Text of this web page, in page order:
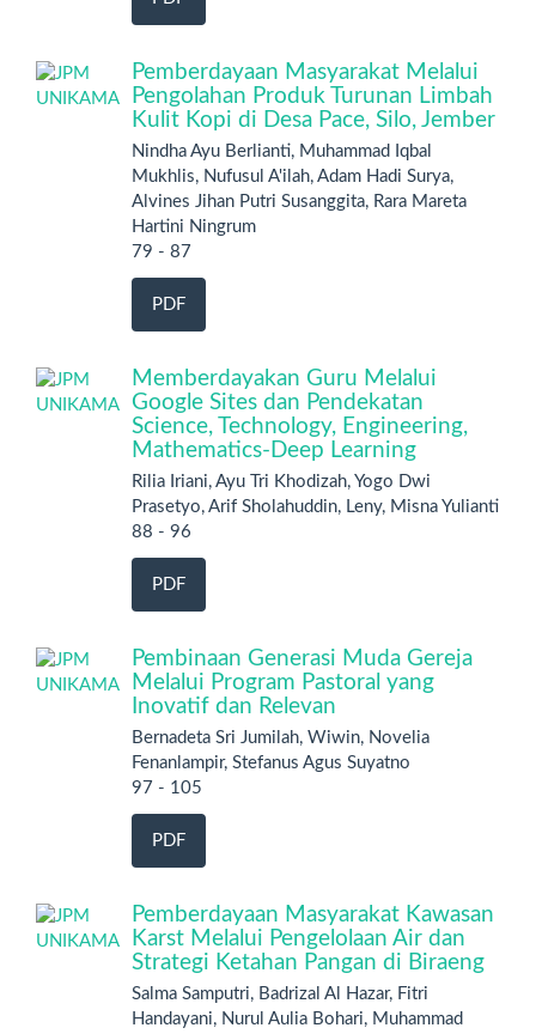
Pemberdayaan Masyarakat Melalui
Pengolahan Produk Turunan Limbah
Kulit Kopi di Desa Pace, Silo, Jember
Nindha Ayu Berlianti, Muhammad Iqbal
Mukhlis, Nufusul A'ilah, Adam Hadi Surya,
Alvines Jihan Putri Susanggita, Rara Mareta
Hartini Ningrum
79 - 87
PDF
Memberdayakan Guru Melalui
Google Sites dan Pendekatan
Science, Technology, Engineering,
Mathematics-Deep Learning
Rilia Iriani, Ayu Tri Khodizah, Yogo Dwi
Prasetyo, Arif Sholahuddin, Leny, Misna Yulianti
88 - 96
PDF
Pembinaan Generasi Muda Gereja
Melalui Program Pastoral yang
Inovatif dan Relevan
Bernadeta Sri Jumilah, Wiwin, Novelia
Fenanlampir, Stefanus Agus Suyatno
97 - 105
PDF
Pemberdayaan Masyarakat Kawasan
Karst Melalui Pengelolaan Air dan
Strategi Ketahan Pangan di Biraeng
Salma Samputri, Badrizal Al Hazar, Fitri
Handayani, Nurul Aulia Bohari, Muhammad